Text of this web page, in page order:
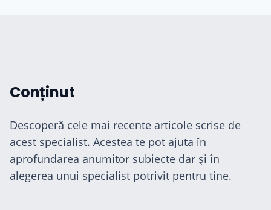
Conținut
Descoperă cele mai recente articole scrise de
acest specialist. Acestea te pot ajuta în
aprofundarea anumitor subiecte dar și în
alegerea unui specialist potrivit pentru tine.